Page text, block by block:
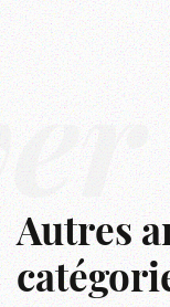
Autres